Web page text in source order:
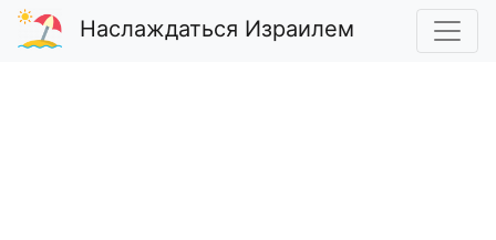
Наслаждаться Израилем